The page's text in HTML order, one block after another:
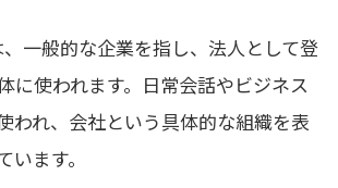
一般的な企業を指し、法人として登
に使われます。日常会話やビジネス
われ、会社という具体的な組織を表
ます。